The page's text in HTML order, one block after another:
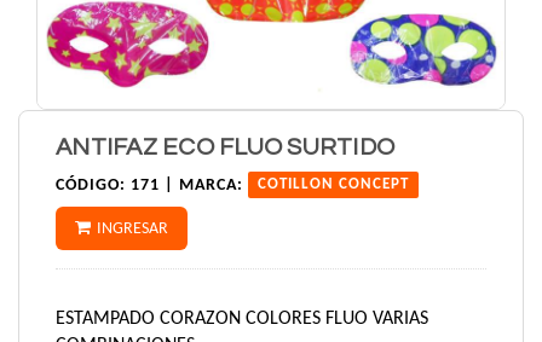
ANTIFAZ ECO FLUO SURTIDO
CÓDIGO: 171 | MARCA: COTILLON CONCEPT
INGRESAR
ESTAMPADO CORAZON COLORES FLUO VARIAS